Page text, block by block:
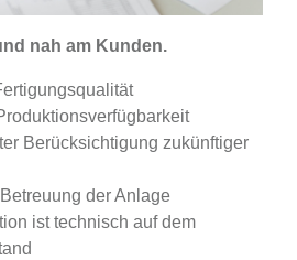
nah am Kunden.
Berücksichtigung zukünftiger
der Anlage
ist technisch auf dem